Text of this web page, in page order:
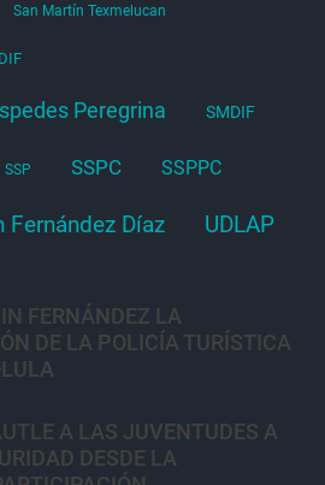
San Martín Texmelucan
Peregrina SMDIF
SSP SSPC SSPPC
Fernández Díaz UDLAP
FERNÁNDEZ LA
DE LA POLICÍA TURÍSTICA
A LAS JUVENTUDES A
DESDE LA